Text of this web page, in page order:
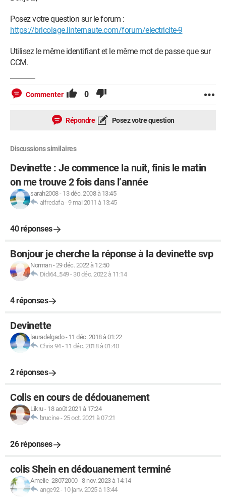
Posez votre question sur le forum :
https://bricolage.linternaute.com/forum/electricite-9
Utilisez le même identifiant et le même mot de passe que sur
CCM.
Commenter 0
Répondre Posez votre question
Discussions similaires
Devinette : Je commence la nuit, finis le matin
on me trouve 2 fois dans l’année
sarah2008- 13 déc. 2008 à 13:45
alfredafa -9 mai 2011 à 13:45
40 réponses
Bonjour je cherche la réponse à la devinette svp
Norman-29 déc. 2022 à 12:50
Didi64_549- 30 déc. 2022 à 11:14
4 réponses
Devinette
lauradelgado- 11 déc. 2018 à 01:22
Chris 94- 11 déc. 2018 à 01:40
2 réponses
Colis en cours de dédouanement
Likru- 18 août 2021 à 17:24
brucine-25 oct. 2021 à 07:21
26 réponses
colis Shein en dédouanement terminé
Amelie_28072000-8 nov. 2023 à 14:14
ange92- 10 janv. 2025 à 13:44